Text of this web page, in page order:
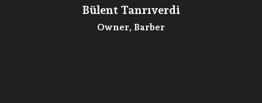
Bülent Tanrıverdi
Owner, Barber